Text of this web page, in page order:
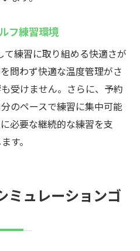
フ練習環境
て練習に取り組める快適さが
問わず快適な温度管理がさ
受けません。さらに、予約
のペースで練習に集中可能
必要な継続的な練習を支
す。
ミュレーションゴ